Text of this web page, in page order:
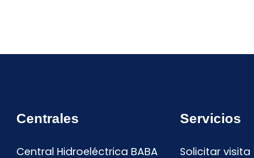
Centrales
Central Hidroeléctrica BABA
Servicios
Solicitar visita